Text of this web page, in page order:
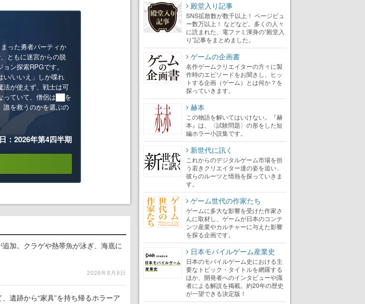
まった勇者パーティか
ともに迷宮からの脱
ン探索RPGです。
い/いいえ」しか喋れ
法が使えず、戦士は可
っていて、僧侶は██を
誰を救うのかを選ぶの
：2026年第4四半期
加。クラゲや熱帯魚が泳ぎ、海底に
2026年8月8日
遺跡から“家具”を持ち帰るホラーア
殿堂入り記事
SNS拡散数が数千以上！ ページビュ
ー数万以上！ などなど。多くの人々
に読まれた、電ファミ渾身の“殿堂入
り”記事をまとめました。
ゲームの企画書
名作ゲームクリエイターの方々に製
作時のエピソードをお聞きし、ヒッ
トする企画（ゲーム）とは何か？を
探っていきます。
赫本
この物語を解いてはいけない。『赫
本』は、〈試験問題〉の形をした短
編ホラー小説集です。
新世代に訊く
これからのデジタルゲーム市場を担
う若きクリエイター達の姿を追い、
彼らのルーツと情熱を探っていきま
す。
ゲーム世代の作家たち
ゲームに多大な影響を受けた作家さ
んに取材し、ゲームが日本のコンテ
ンツ産業やカルチャーに与えた影響
を探る企画です。
日本モバイルゲーム産業史
日本のモバイルゲーム史における主
要なトピック・タイトルを網羅する
ほか、開発者へのインタビューや識
者による解説を掲載。約20年の歴史
が一望できる決定版！